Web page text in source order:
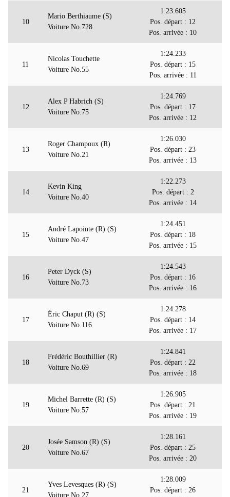
10
Mario Berthiaume (S)
Voiture No.728
1:23.605
Pos. départ : 12
Pos. arrivée : 10
11
Nicolas Touchette
Voiture No.55
1:24.233
Pos. départ : 15
Pos. arrivée : 11
12
Alex P Habrich (S)
Voiture No.75
1:24.769
Pos. départ : 17
Pos. arrivée : 12
13
Roger Champoux (R)
Voiture No.21
1:26.030
Pos. départ : 23
Pos. arrivée : 13
14
Kevin King
Voiture No.40
1:22.273
Pos. départ : 2
Pos. arrivée : 14
15
André Lapointe (R) (S)
Voiture No.47
1:24.451
Pos. départ : 18
Pos. arrivée : 15
16
Peter Dyck (S)
Voiture No.73
1:24.543
Pos. départ : 16
Pos. arrivée : 16
17
Éric Chaput (R) (S)
Voiture No.116
1:24.278
Pos. départ : 14
Pos. arrivée : 17
18
Frédéric Bouthillier (R)
Voiture No.69
1:24.841
Pos. départ : 22
Pos. arrivée : 18
19
Michel Barrette (R) (S)
Voiture No.57
1:26.905
Pos. départ : 21
Pos. arrivée : 19
20
Josée Samson (R) (S)
Voiture No.67
1:28.161
Pos. départ : 25
Pos. arrivée : 20
21
Yves Levesques (R) (S)
Voiture No.27
1:28.009
Pos. départ : 26